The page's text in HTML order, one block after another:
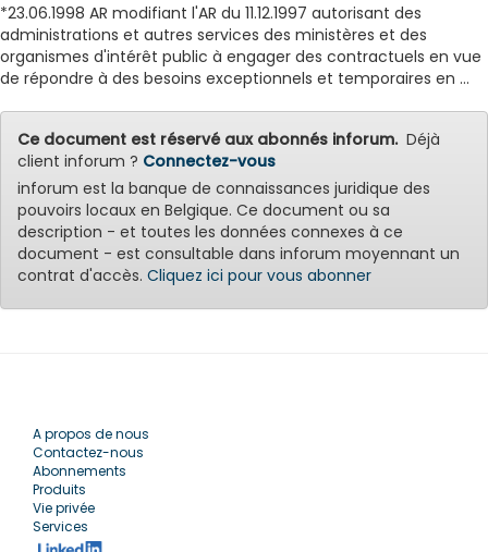
*23.06.1998 AR modifiant l'AR du 11.12.1997 autorisant des
administrations et autres services des ministères et des
organismes d'intérêt public à engager des contractuels en vue
de répondre à des besoins exceptionnels et temporaires en ...
Ce document est réservé aux abonnés inforum.Déjà
client inforum ? Connectez-vous
inforum est la banque de connaissances juridique des
pouvoirs locaux en Belgique. Ce document ou sa
description - et toutes les données connexes à ce
document - est consultable dans inforum moyennant un
contrat d'accès. Cliquez ici pour vous abonner
A propos de nous
Contactez-nous
Abonnements
Produits
Vie privée
Services